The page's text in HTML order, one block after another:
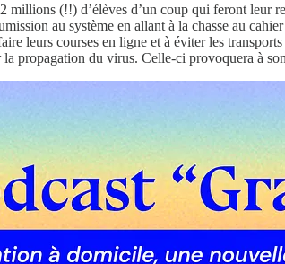
millions (!!) d’élèves d’un coup qui feront leur
au système en allant à la chasse au
leurs courses en ligne et à éviter les
la propagation du virus. Celle-ci provoquera à